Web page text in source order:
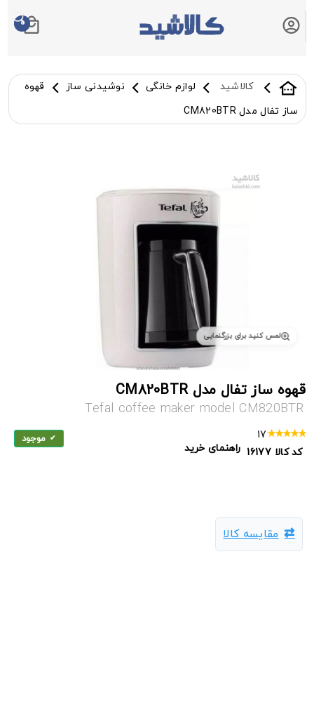
0
کالاشید لوازم خانگی نوشیدنی ساز
قهوه
ساز تفال مدل CM820BTR
لمس کنید برای بزرگنمایی
قهوه ساز تفال مدل CM820BTR
Tefal coffee maker model CM820BTR
17 موجود
کد کالا 16177 راهنمای خرید
مقایسه کالا